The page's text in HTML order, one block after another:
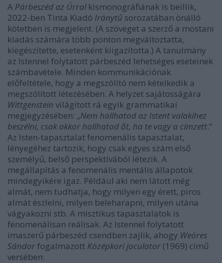
A Párbeszéd az Úrralkismonográfiának is beillik,
2022-ben Tinta Kiadó Iránytű sorozatában önálló
kötetben is megjelent. (A szöveget a szerző a mostani
kiadás számára több ponton megváltoztatta,
kiegészítette, esetenként kiigazította.) A tanulmány
az Istennel folytatott párbeszéd lehetséges eseteinek
számbavétele. Minden kommunikációnak
előfeltétele, hogy a megszólító nem kételkedik a
megszólított létezésében. A helyzet sajátosságára
Wittgenstein világított rá egyik grammatikai
megjegyzésében: „Nem hallhatod az Istent valakihez
beszélni, csak akkor hallhatod őt, ha te vagy a címzett.”
Az Isten-tapasztalat fenomenális tapasztalat,
lényegéhez tartozik, hogy csak egyes szám első
személyű, belső perspektívából létezik. A
megállapítás a fenomenális mentális állapotok
mindegyikére igaz. Például aki nem látott még
almát, nem tudhatja, hogy milyen egy érett, piros
almát észlelni, milyen beleharapni, milyen utána
vágyakozni stb. A misztikus tapasztalatok is
fenomenálisan reálisak. Az Istennel folytatott
imaszerű párbeszéd csendben zajlik, ahogy Weöres
Sándorfogalmazott Középkori joculator (1969) című
versében: